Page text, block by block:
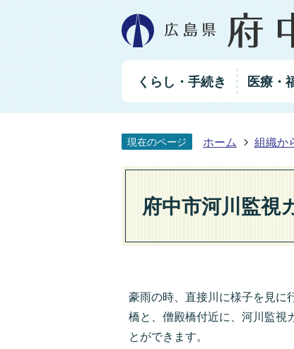
グ
ー
バ
ナ
ン
くらし・手続き 医療・
現在のページ ホーム 組織か
府中市河川監視
豪雨の時、直接川に様子を見に
橋と、僧殿橋付近に、河川監視
とができます。